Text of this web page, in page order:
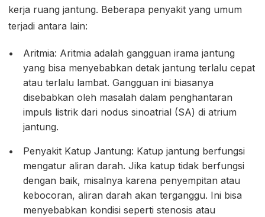
kerja ruang jantung. Beberapa penyakit yang umum
terjadi antara lain:
Aritmia: Aritmia adalah gangguan irama jantung
yang bisa menyebabkan detak jantung terlalu cepat
atau terlalu lambat. Gangguan ini biasanya
disebabkan oleh masalah dalam penghantaran
impuls listrik dari nodus sinoatrial (SA) di atrium
jantung.
Penyakit Katup Jantung: Katup jantung berfungsi
mengatur aliran darah. Jika katup tidak berfungsi
dengan baik, misalnya karena penyempitan atau
kebocoran, aliran darah akan terganggu. Ini bisa
menyebabkan kondisi seperti stenosis atau